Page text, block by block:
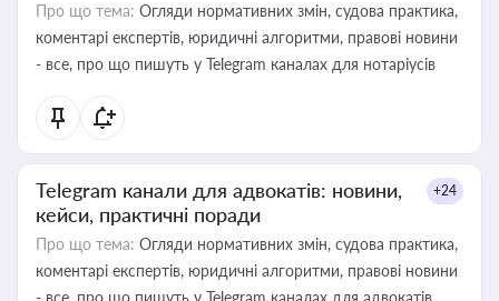
Про що тема: Огляди нормативних змін, судова практика,
коментарі експертів, юридичні алгоритми, правові новини
- все, про що пишуть у Telegram каналах для нотаріусів
Telegram канали для адвокатів: новини,
кейси, практичні поради
+24
Про що тема: Огляди нормативних змін, судова практика,
коментарі експертів, юридичні алгоритми, правові новини
- все, про що пишуть у Telegram каналах для адвокатів